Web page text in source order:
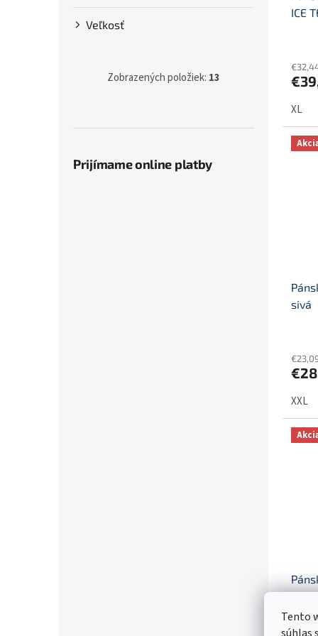
Tento
súhlas
Veľkosť
Zobrazených položiek: 13
Prijímame online platby
ICE
XL
sivá
XXL
nap